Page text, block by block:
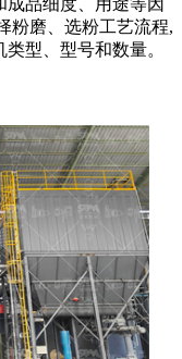
品细度、用途等因
粉磨、选粉工艺流程,
型、型号和数量。